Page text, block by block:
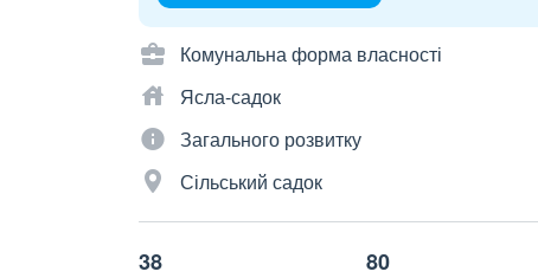
Комунальна форма власності
Ясла-садок
Загального розвитку
Сільський садок
38 80